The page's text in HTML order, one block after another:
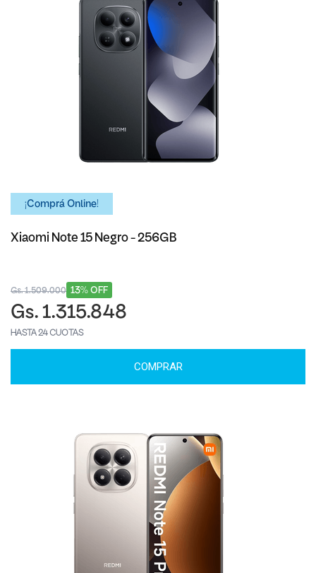
¡Comprá Online!
Xiaomi Note 15 Negro - 256GB
13% OFF
Gs. 1.509.000
Gs. 1.315.848
HASTA 24 CUOTAS
COMPRAR